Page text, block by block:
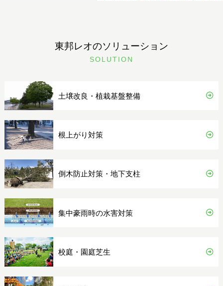
東邦レオのソリューション
SOLUTION
土壌改良・植栽基盤整備
根上がり対策
倒木防止対策・地下支柱
集中豪雨時の水害対策
校庭・園庭芝生